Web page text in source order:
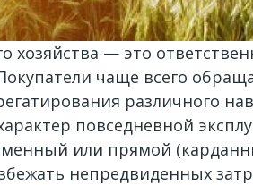
хозяйства — это
чаще всего
различного
повседневной
или прямой
непредвиденных